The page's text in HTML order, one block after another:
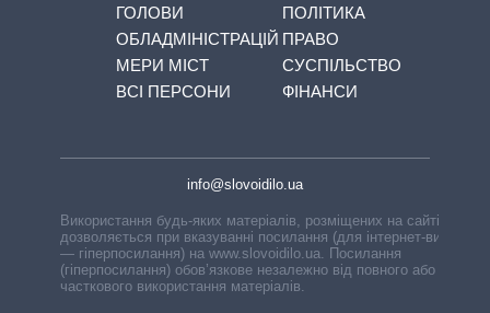
ГОЛОВИ
ОБЛАДМІНІСТРАЦІЙ
МЕРИ МІСТ
ВСІ ПЕРСОНИ
ПОЛІТИКА
ПРАВО
СУСПІЛЬСТВО
ФІНАНСИ
info@slovoidilo.ua
Використання будь-яких матеріалів, розміщених на сайті,
дозволяється при вказуванні посилання (для інтернет-видань
— гіперпосилання) на www.slovoidilo.ua. Посилання
(гіперпосилання) обов’язкове незалежно від повного або
часткового використання матеріалів.